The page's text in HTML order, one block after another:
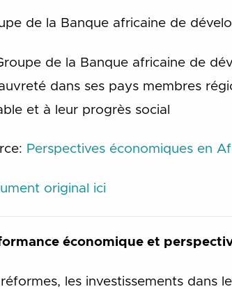
de la Banque africaine de
de la Banque africaine de
dans ses pays membres
et à leur progrès social
Perspectives économiques en
original ici
économique et
les investissements dans